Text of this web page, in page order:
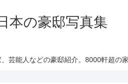
本の豪邸写真集
芸能人などの豪邸紹介。8000軒超の家